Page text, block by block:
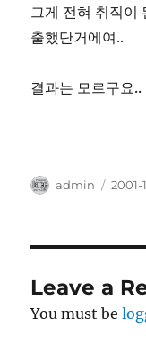
그게 전혀 취직이
출했단거에여..
결과는 모르구요
Author
admin 2001-
Leave a
You must be